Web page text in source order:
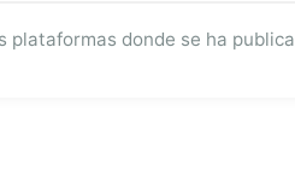
donde se ha